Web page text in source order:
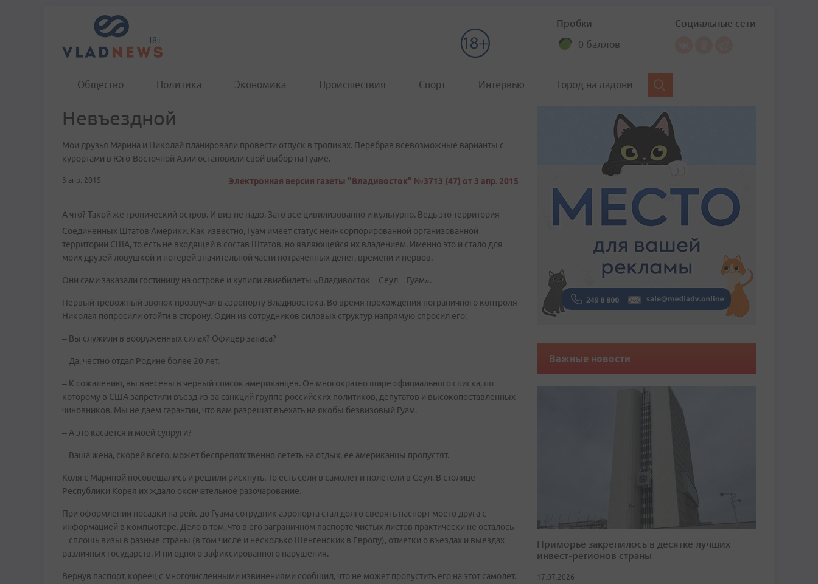
Пробки
0 баллов
Социальные сети
Общество Политика Экономика Происшествия Спорт Интервью Город на ладони
Невъездной
Мои друзья Марина и Николай планировали провести отпуск в тропиках. Перебрав всевозможные варианты с
курортами в Юго-Восточной Азии остановили свой выбор на Гуаме.
3 апр. 2015 Электронная версия газеты "Владивосток" №3713 (47) от 3 апр. 2015
А что? Такой же тропический остров. И виз не надо. Зато все цивилизованно и культурно. Ведь это территория
Соединенных Штатов Америки. Как известно, Гуам имеет статус неинкорпорированной организованной
территории США, то есть не входящей в состав Штатов, но являющейся их владением. Именно это и стало для
моих друзей ловушкой и потерей значительной части потраченных денег, времени и нервов.
Они сами заказали гостиницу на острове и купили авиабилеты «Владивосток – Сеул – Гуам».
Первый тревожный звонок прозвучал в аэропорту Владивостока. Во время прохождения пограничного контроля
Николая попросили отойти в сторону. Один из сотрудников силовых структур напрямую спросил его:
– Вы служили в вооруженных силах? Офицер запаса?
– Да, честно отдал Родине более 20 лет.
– К сожалению, вы внесены в черный список американцев. Он многократно шире официального списка, по
которому в США запретили въезд из-за санкций группе российских политиков, депутатов и высокопоставленных
чиновников. Мы не даем гарантии, что вам разрешат въехать на якобы безвизовый Гуам.
– А это касается и моей супруги?
– Ваша жена, скорей всего, может беспрепятственно лететь на отдых, ее американцы пропустят.
Коля с Мариной посовещались и решили рискнуть. То есть сели в самолет и полетели в Сеул. В столице
Республики Корея их ждало окончательное разочарование.
При оформлении посадки на рейс до Гуама сотрудник аэропорта стал долго сверять паспорт моего друга с
информацией в компьютере. Дело в том, что в его заграничном паспорте чистых листов практически не осталось
– сплошь визы в разные страны (в том числе и несколько Шенгенских в Европу), отметки о въездах и выездах
различных государств. И ни одного зафиксированного нарушения.
Вернув паспорт, кореец с многочисленными извинениями сообщил, что не может пропустить его на этот самолет.
Важные новости
Приморье закрепилось в десятке лучших
инвест-регионов страны
17.07.2026